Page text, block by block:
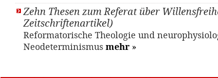
Zehn Thesen zum Referat über
Zeitschriftenartikel)
Reformatorische Theologie und
Neodeterminismus mehr »